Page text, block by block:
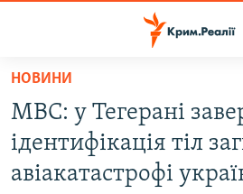
Перейти
основного
матеріалу
Перейти
до
ВОДА.КРИМ
ВІДЕО ТА ФОТО
НОВИНИ
МВС: у Тегерані
ідентифікація тіл
авіакатастрофі